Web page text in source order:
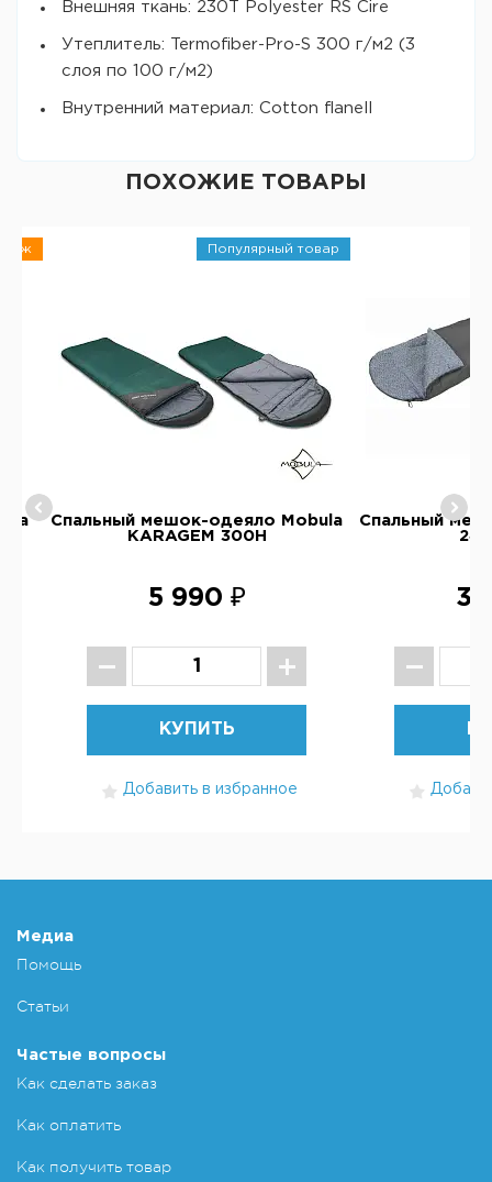
Внешняя ткань: 230T Polyester RS Cire
Утеплитель: Termofiber-Pro-S 300 г/м2 (3
слоя по 100 г/м2)
Внутренний материал: Cotton flanell
ПОХОЖИЕ ТОВАРЫ
Популярный товар
Спальный мешок-одеяло Mobula
KARAGEM 300H
5 990 ₽
КУПИТЬ
Добавить в избранное
Спальный
3
Медиа
Помощь
Статьи
Частые вопросы
Как сделать заказ
Как оплатить
Как получить товар